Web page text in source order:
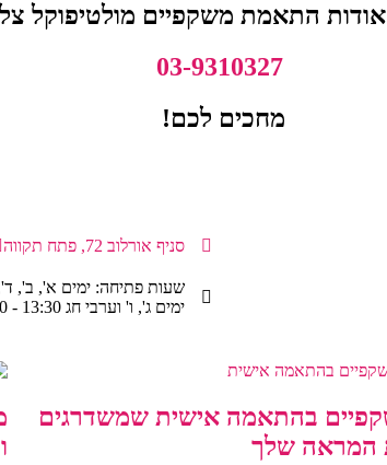
התאמת משקפיים מולטיפוקל
03-9310327
מחכים לכם!
סניף אורלוב 72, פתח תקווה
שעות פתיחה: ימים א', ב', ד', ה' 09:00-
ימים ג', ו' וערבי חג 13:30 - 09:00
בהתאמה אישית שמשדרגים
המראה שלך